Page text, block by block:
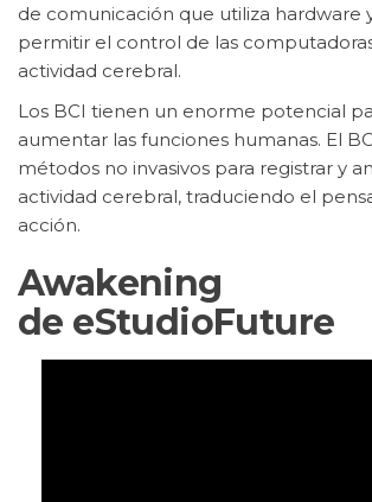
de comunicación que utiliza hardware
permitir el control de las
actividad cerebral.
Los BCI tienen un enorme potencial
aumentar las funciones humanas. El
métodos no invasivos para registrar y
actividad cerebral, traduciendo el
acción.
Awakening
de eStudioFuture